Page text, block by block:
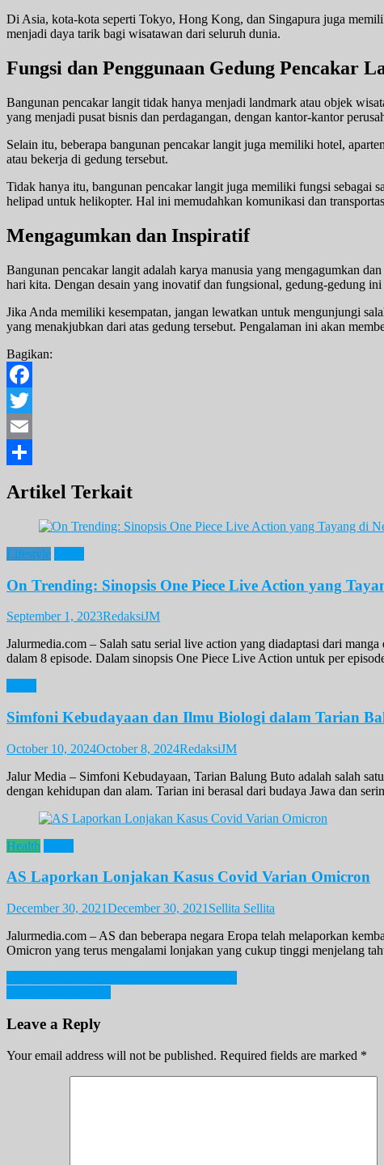
Di Asia, kota-kota seperti Tokyo, Hong Kong, dan Singapura juga
menjadi daya tarik bagi wisatawan dari seluruh dunia.
Fungsi dan Penggunaan Gedung Pencakar
Bangunan pencakar langit tidak hanya menjadi landmark atau objek
yang menjadi pusat bisnis dan perdagangan, dengan kantor-kantor
Selain itu, beberapa bangunan pencakar langit juga memiliki hotel,
atau bekerja di gedung tersebut.
Tidak hanya itu, bangunan pencakar langit juga memiliki fungsi sebagai
helipad untuk helikopter. Hal ini memudahkan komunikasi dan
Mengagumkan dan Inspiratif
Bangunan pencakar langit adalah karya manusia yang mengagumkan
hari kita. Dengan desain yang inovatif dan fungsional, gedung-gedung
Jika Anda memiliki kesempatan, jangan lewatkan untuk mengunjungi
yang menakjubkan dari atas gedung tersebut. Pengalaman ini akan
Bagikan:
Facebook
Twitter
Email
Artikel Terkait
Lifestyle
On Trending: Sinopsis One Piece Live Action yang
September 1, 2023RedaksiJM
Jalurmedia.com – Salah satu serial live action yang diadaptasi dari
dalam 8 episode. Dalam sinopsis One Piece Live Action untuk per
Simfoni Kebudayaan dan Ilmu Biologi dalam Tarian
October 10, 2024October 8, 2024RedaksiJM
Jalur Media – Simfoni Kebudayaan, Tarian Balung Buto adalah salah
dengan kehidupan dan alam. Tarian ini berasal dari budaya Jawa dan
Health
AS Laporkan Lonjakan Kasus Covid Varian Omicron
December 30, 2021December 30, 2021 Sellita Sellita
Jalurmedia.com – AS dan beberapa negara Eropa telah melaporkan
Omicron yang terus mengalami lonjakan yang cukup tinggi menjelang
Post
navigation
Leave a Reply
Your email address will not be published. Required fields are marked *